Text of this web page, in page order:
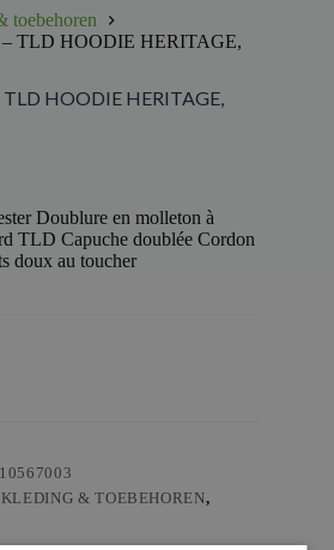
toebehoren
TLD HOODIE HERITAGE,
TLD HOODIE HERITAGE,
Doublure en molleton à
TLD Capuche doublée Cordon
doux au toucher
& TOEBEHOREN,